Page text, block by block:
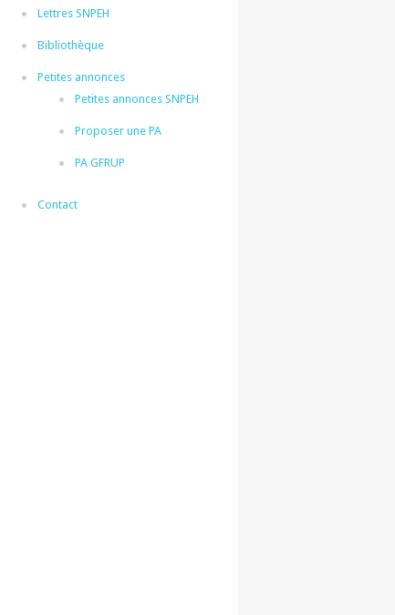
Lettres SNPEH
Bibliothèque
Petites annonces
Petites annonces SNPEH
Proposer une PA
PA GFRUP
Contact